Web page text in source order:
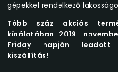
gépekkel rendelkező
Több száz akciós
kínálatában 2019.
Friday napján leadott
kiszállítás!